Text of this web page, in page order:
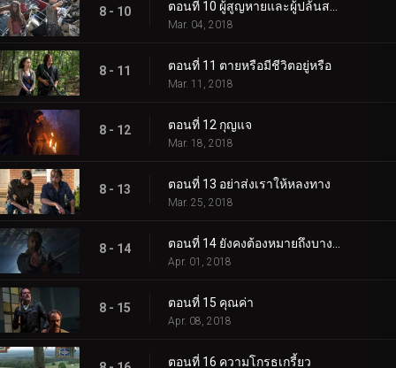
8 - 10
Mar. 04, 2018
8 - 11 ตอนที่ 11 ตายหรือมีชีวิตอยู่หรือ
Mar. 11, 2018
8 - 12 ตอนที่ 12 กุญแจ
Mar. 18, 2018
8 - 13 ตอนที่ 13 อย่าส่งเราให้หลงทาง
Mar. 25, 2018
8 - 14
Apr. 01, 2018
8 - 15 ตอนที่ 15 คุณค่า
Apr. 08, 2018
ตอนที่ 16 ความโกรธเกรี้ยว